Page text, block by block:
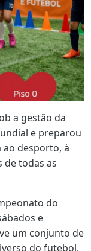
a gestão da
e preparou
ao desporto, à
de todas as
do
e
um conjunto de
do futebol,